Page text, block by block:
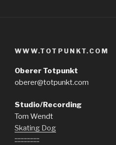
WWW.TOTPUNKT.COM
Oberer Totpunkt
oberer@totpunkt.com
Studio/Recording
Tom Wendt
Skating Dog
:::::::::::::::::